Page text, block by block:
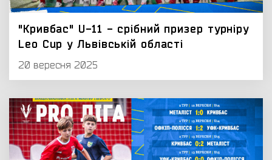
"Кривбас" U-11 - срібний призер турніру
Leo Cup у Львівській області
20 вересня 2025